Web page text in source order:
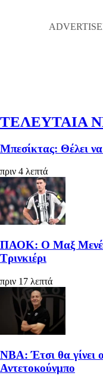
ΤΕΛΕΥΤΑΙΑ
Μπεσίκτας: Θέλει
πριν 4 λεπτά
ΠΑΟΚ: Ο Μαξ
Τρινκιέρι
πριν 17 λεπτά
ΝΒΑ: Έτσι θα γίνει
Αντετοκούνμπο